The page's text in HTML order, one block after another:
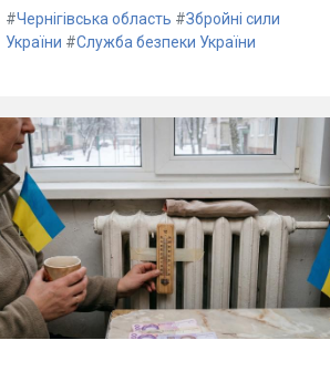
#Чернігівська область #Збройні сили
України #Служба безпеки України